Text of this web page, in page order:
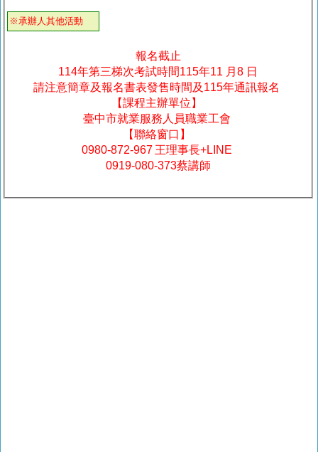
※承辦人其他活動
報名截止
114年第三梯次考試時間115年11 月8 日
請注意簡章及報名書表發售時間及115年通訊報名
【課程主辦單位】
臺中市就業服務人員職業工會
【聯絡窗口】
0980-872-967 王理事長+LINE
0919-080-373蔡講師